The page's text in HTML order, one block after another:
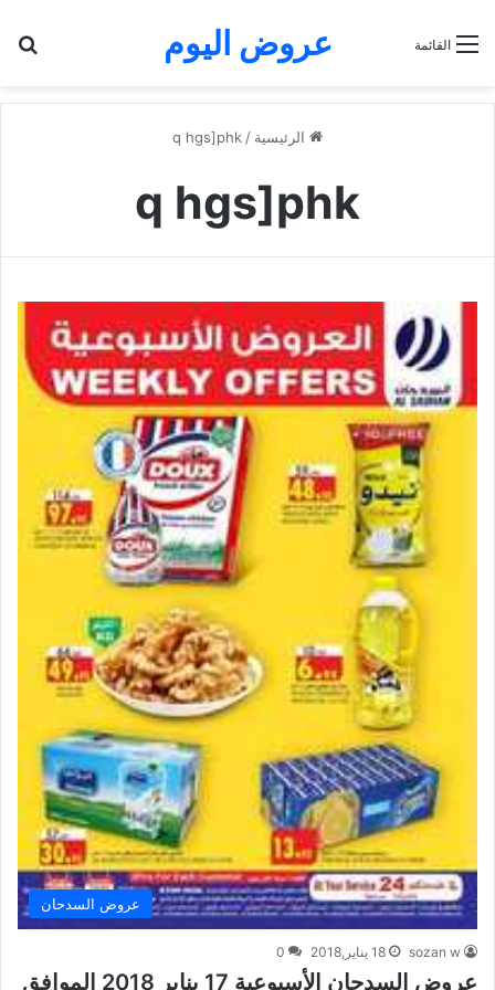
عروض اليوم القائمة
الرئيسية /
q hgs]phk
q hgs]phk
عروض السدحان
sozan w 18 يناير,2018 0
عروض السدحان الأسبوعية 17 يناير 2018 الموافق